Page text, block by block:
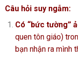
Câu hỏi suy ngẫm:
Có “bức tường”
quen tôn giáo)
bạn nhận ra mình